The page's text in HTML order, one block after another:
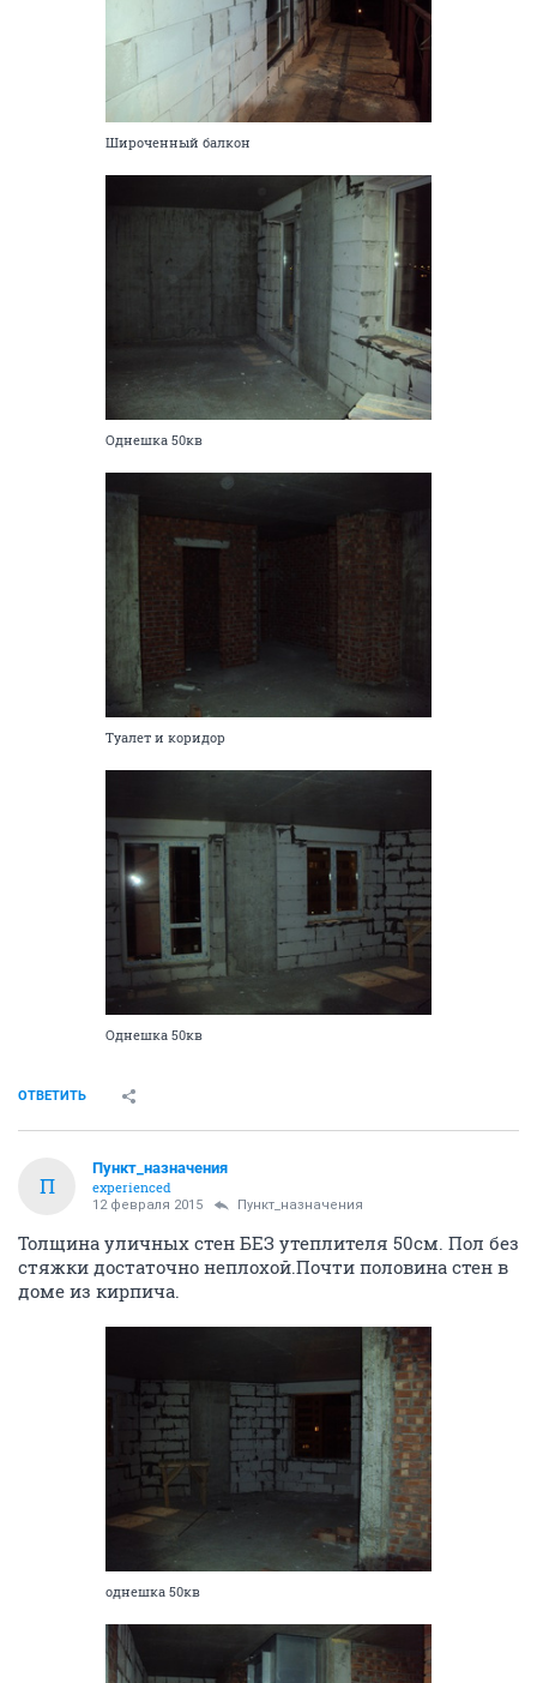
Широченный балкон
Однешка 50кв
Туалет и коридор
Однешка 50кв
ОТВЕТИТЬ
П
Пункт_назначения
experienced
12 февраля 2015 Пункт_назначения
Толщина уличных стен БЕЗ утеплителя 50см. Пол без
стяжки достаточно неплохой.Почти половина стен в
доме из кирпича.
однешка 50кв